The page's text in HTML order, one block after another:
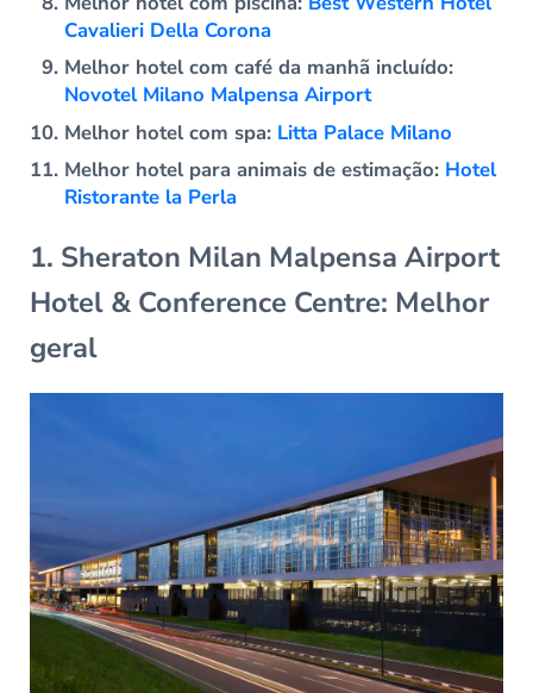
Cavalieri Della Corona
Melhor hotel com café da manhã incluído:
Novotel Milano Malpensa Airport
Melhor hotel com spa: Litta Palace Milano
Melhor hotel para animais de estimação: Hotel
Ristorante la Perla
1. Sheraton Milan Malpensa Airport
Hotel & Conference Centre: Melhor
geral